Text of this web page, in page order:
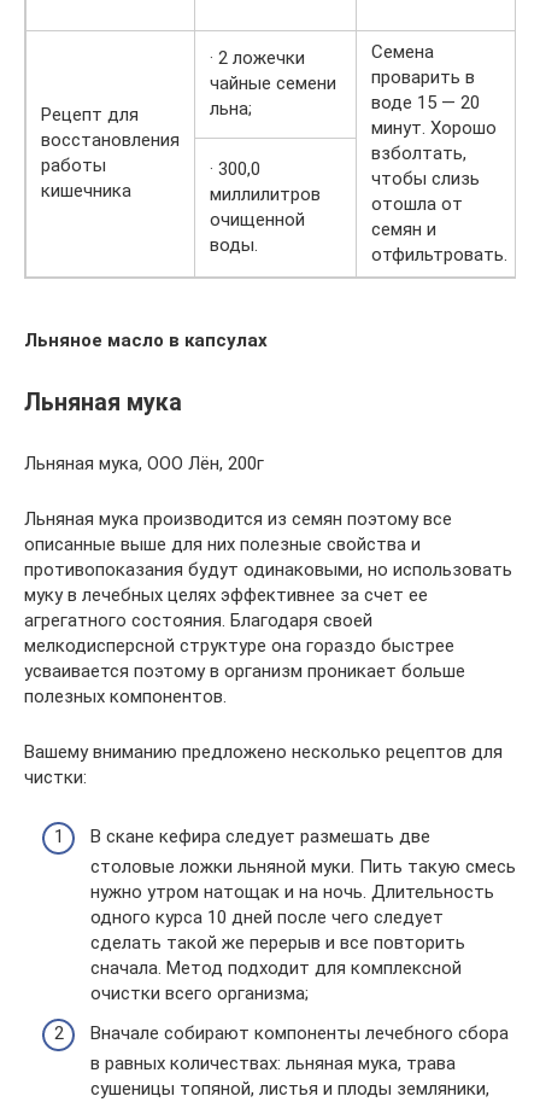
Рецепт для
восстановления
работы
кишечника
· 2 ложечки
чайные семени
льна;
Семена
проварить в
воде 15 — 20
минут. Хорошо
взболтать,
чтобы слизь
отошла от
семян и
отфильтровать.
· 300,0
миллилитров
очищенной
воды.
Льняное масло в капсулах
Льняная мука
Льняная мука, ООО Лён, 200г
Льняная мука производится из семян поэтому все
описанные выше для них полезные свойства и
противопоказания будут одинаковыми, но использовать
муку в лечебных целях эффективнее за счет ее
агрегатного состояния. Благодаря своей
мелкодисперсной структуре она гораздо быстрее
усваивается поэтому в организм проникает больше
полезных компонентов.
Вашему вниманию предложено несколько рецептов для
чистки:
В скане кефира следует размешать две
столовые ложки льняной муки. Пить такую смесь
нужно утром натощак и на ночь. Длительность
одного курса 10 дней после чего следует
сделать такой же перерыв и все повторить
сначала. Метод подходит для комплексной
очистки всего организма;
Вначале собирают компоненты лечебного сбора
в равных количествах: льняная мука, трава
сушеницы топяной, листья и плоды земляники,